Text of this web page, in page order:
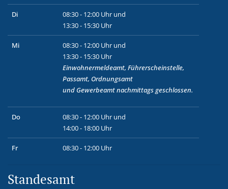
Di
08:30 - 12:00 Uhr und
13:30 - 15:30 Uhr
Mi
08:30 - 12:00 Uhr und
13:30 - 15:30 Uhr
Einwohnermeldeamt, Führerscheinstelle,
Passamt, Ordnungsamt
und Gewerbeamtnachmittags geschlossen.
Do
08:30 - 12:00 Uhr und
14:00 - 18:00 Uhr
Fr 08:30 - 12:00 Uhr
Standesamt